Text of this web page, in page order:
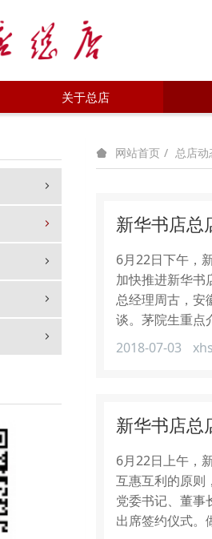
关于总店
网站首页 总店动
新华书店总
6月22日下午，
加快推进新华书
总经理周古，安
谈。茅院生重点
2018-07-03
新华书店总
6月22日上午，
互惠互利的原则
党委书记、董事
出席签约仪式。